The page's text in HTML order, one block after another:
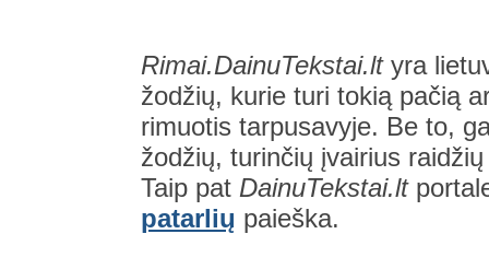
Rimai.DainuTekstai.ltyra
žodžių, kurie turi tokią pačią
rimuotis tarpusavyje. Be to,
žodžių, turinčių įvairius
Taip pat DainuTekstai.lt
patarlių paieška.